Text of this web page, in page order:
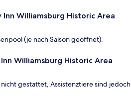
Williamsburg Historic Area
(je nach Saison geöffnet).
Williamsburg Historic Area
gestattet, Assistenztiere sind jedoch